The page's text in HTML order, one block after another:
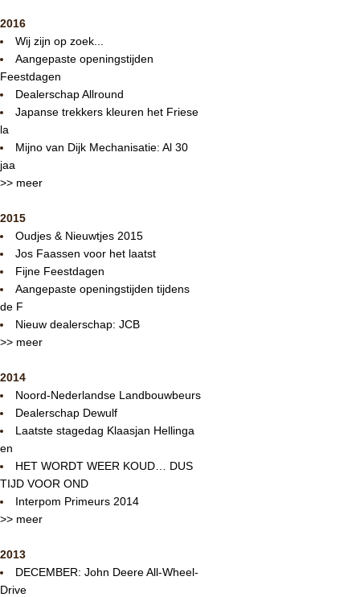
2016
Wij zijn op zoek...
Aangepaste openingstijden
Feestdagen
Dealerschap Allround
Japanse trekkers kleuren het Friese
la
Mijno van Dijk Mechanisatie: Al 30
jaa
>> meer
2015
Oudjes & Nieuwtjes 2015
Jos Faassen voor het laatst
Fijne Feestdagen
Aangepaste openingstijden tijdens
de F
Nieuw dealerschap: JCB
>> meer
2014
Noord-Nederlandse Landbouwbeurs
Dealerschap Dewulf
Laatste stagedag Klaasjan Hellinga
en
HET WORDT WEER KOUD… DUS
TIJD VOOR OND
Interpom Primeurs 2014
>> meer
2013
DECEMBER: John Deere All-Wheel-
Drive